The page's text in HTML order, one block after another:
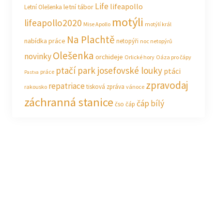
Letní Olešenka letní tábor Life lifeapollo
lifeapollo2020 Mise Apollo motýli motýlí král
nabídka práce Na Plachtě netopýři noc netopýrů
novinkyOlešenka orchideje Orlické hory Oáza pro čápy
Pastva práce ptačí park josefovské louky ptáci
rakousko repatriacetisková zpráva vánoce zpravodaj
záchranná stanice čso čáp čáp bílý